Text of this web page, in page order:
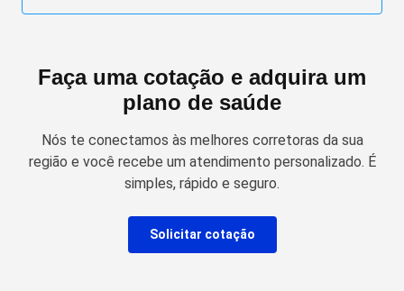
Faça uma cotação e adquira um
plano de saúde
Nós te conectamos às melhores corretoras da sua
região e você recebe um atendimento personalizado. É
simples, rápido e seguro.
Solicitar cotação